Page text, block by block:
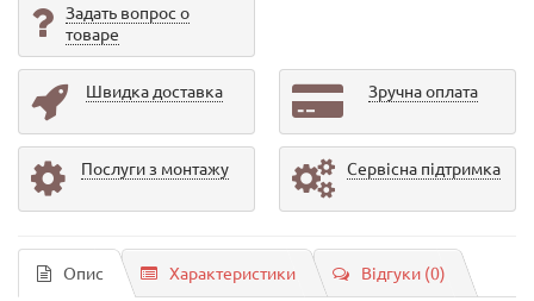
Задать вопрос о
товаре
Швидка доставка Зручна оплата
Послуги з монтажу Сервісна підтримка
Опис Характеристики Відгуки (0)